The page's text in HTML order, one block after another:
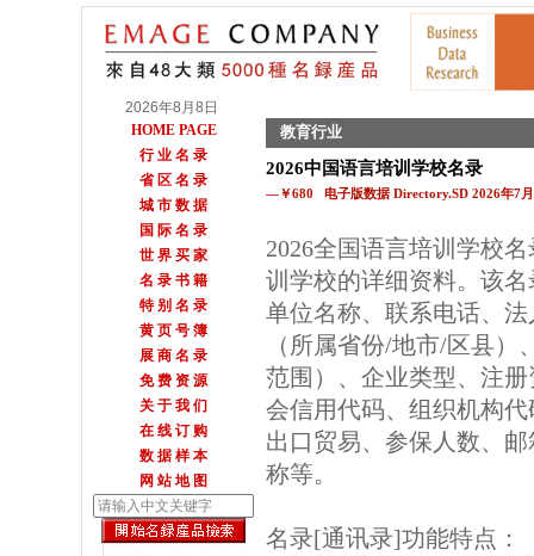
2026年8月8日
HOME PAGE
行 业 名 录
省 区 名 录
城 市 数 据
国 际 名 录
世 界 买 家
名 录 书 籍
特 别 名 录
黄 页 号 簿
展 商 名 录
免 费 资 源
关 于 我 们
在 线 订 购
数 据 样 本
网 站 地 图
教育行业
2026中国语言培训学校名录
—￥680 电子版数据 Directory.SD 2026年7
2026全国语言培训学校
训学校的详细资料。该
单位名称、联系电话、
（所属省份/地市/区县
范围）、企业类型、注
会信用代码、组织机构
出口贸易、参保人数、
称等。
名录[通讯录]功能特点：